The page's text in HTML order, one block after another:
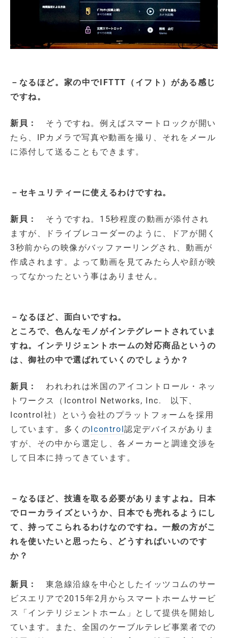
－なるほど。家の中でIFTTT（イフト）がある感じ
ですね。
新貝： そうですね。例えばスマートロックが開い
たら、IPカメラで写真や動画を撮り、それをメール
に添付して送ることもできます。
－セキュリティーに使えるわけですね。
新貝： そうですね。15秒程度の動画が添付され
ますが、ドライブレコーダーのように、ドアが開く
3秒前からの映像がバッファーリングされ、動画が
作成されます。よって動画を見てみたら人や顔が映
ってなかったという事はありません。
－なるほど、面白いですね。
ところで、色んなモノがインテグレートされていま
すね。インテリジェントホームの対応商品というの
は、御社の中で選ばれていくのでしょうか？
新貝：われわれは米国のアイコントロール・ネッ
トワークス（Icontrol Networks, Inc. 以下、
Icontrol社）という会社のプラットフォームを採用
しています。多くの Icontrol認定デバイスがありま
すが、その中から選定し、各メーカーと調達交渉を
して日本に持ってきています。
－なるほど、技適を取る必要がありますよね。日本
でローカライズというか、日本でも売れるようにし
て、持ってこられるわけなのですね。一般の方がこ
れを使いたいと思ったら、どうすればいいのです
か？
新貝：東急線沿線を中心としたイッツコムのサー
ビスエリアで2015年2月からスマートホームサービ
ス「インテリジェントホーム」として提供を開始し
ています。また、全国のケーブルテレビ事業者での